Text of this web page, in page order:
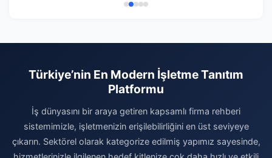
Türkiye’nin En Modern İşletme Tanıtım
Platformu
İş dünyasını bir araya getiren kapsamlı firma rehberi
sistemimizle, işletmenizin erişilebilirliğini en üst seviyeye
çıkarın. Sektörel olarak kategorize edilmiş yapımız sayesinde,